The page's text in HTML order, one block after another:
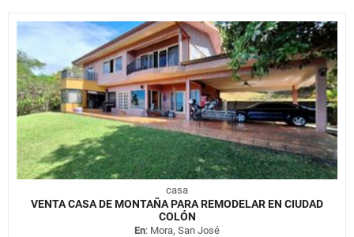
casa
VENTA CASA DE MONTAÑA PARA REMODELAR EN CIUDAD
COLÓN
En: Mora, San José